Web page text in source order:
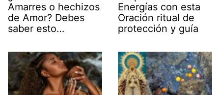
Amarres o hechizos
de Amor? Debes
saber esto…
Energías con esta
Oración ritual de
protección y guía